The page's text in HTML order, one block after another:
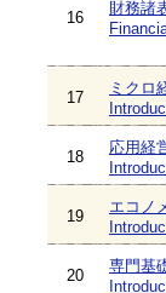
16
財務諸
17
ミクロ
18
応用経
19
エコノ
20
専門基